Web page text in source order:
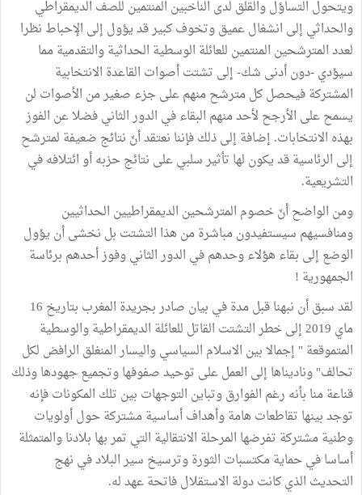
ويتحول التساؤل والقلق لدى الناخبين المنتمين للصف الديمقراطي
والحداثي إلى انشغال عميق وتخوف كبير قد يؤول إلى الإحباط نظرا
لعدد المترشحين المنتمين للعائلة الوسطية الحداثية والتقدمية مما
سيؤدي -دون أدنى شك- إلى تشتت أصوات القاعدة الانتخابية
المشتركة فيحصل كل مترشح منهم على جزء صغير من الأصوات لن
يسمح على الأرجح لأحد منهم البقاء في الدور الثاني فضلا عن الفوز
بهذه الانتخابات. إضافة إلى ذلك فإننا نعتقد أنّ نتائج ضعيفة لمترشح
إلى الرئاسية قد يكون لها تأثير سلبي على نتائج حزبه أو ائتلافه في
التشريعية.
ومن الواضح أنّ خصوم المترشحين الديمقراطيين الحداثيين
ومنافسيهم سيستفيدون مباشرة من هذا التشتت بل نخشى أن يؤول
الوضع إلى بقاء هؤلاء وحدهم في الدور الثاني وفوز أحدهم برئاسة
الجمهورية !
لقد سبق أن نبهنا قبل مدة في بيان صادر بجريدة المغرب بتاريخ 16
ماي 2019 إلى خطر التشتت القاتل للعائلة الديمقراطية والوسطية
المتموقعة " إجمالا بين الاسلام السياسي واليسار المنغلق الرافض لكل
تحالف" وناديناها إلى العمل على توحيد صفوفها وتجميع جهودها وذلك
قناعة منا بأنه رغم الفوارق وتباين التوجهات بين تلك المكونات فإنه
توجد بينها تقاطعات هامة وأهداف أساسية مشتركة حول أولويات
وطنية مشتركة تفرضها المرحلة الانتقالية التي تمر بها بلادنا والمتمثلة
أساسا في حماية مكتسبات الثورة وترسيخ سير البلاد في نهج
التحديث الذي كانت دولة الاستقلال فاتحة عهد له.